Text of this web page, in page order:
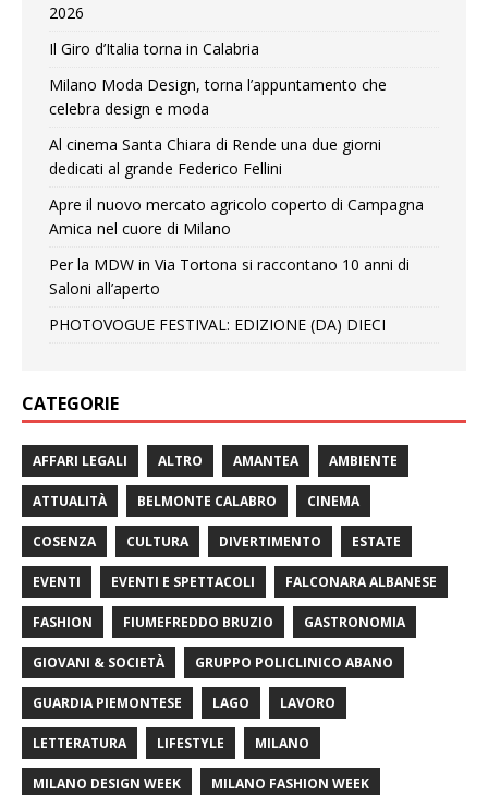
2026
Il Giro d’Italia torna in Calabria
Milano Moda Design, torna l’appuntamento che
celebra design e moda
Al cinema Santa Chiara di Rende una due giorni
dedicati al grande Federico Fellini
Apre il nuovo mercato agricolo coperto di Campagna
Amica nel cuore di Milano
Per la MDW in Via Tortona si raccontano 10 anni di
Saloni all’aperto
PHOTOVOGUE FESTIVAL: EDIZIONE (DA) DIECI
CATEGORIE
AFFARI LEGALI ALTRO AMANTEA AMBIENTE
ATTUALITÀ BELMONTE CALABRO CINEMA
COSENZA CULTURA DIVERTIMENTO ESTATE
EVENTI EVENTI E SPETTACOLI FALCONARA ALBANESE
FASHION FIUMEFREDDO BRUZIO GASTRONOMIA
GIOVANI & SOCIETÀ GRUPPO POLICLINICO ABANO
GUARDIA PIEMONTESE LAGO LAVORO
LETTERATURA LIFESTYLE MILANO
MILANO DESIGN WEEK MILANO FASHION WEEK